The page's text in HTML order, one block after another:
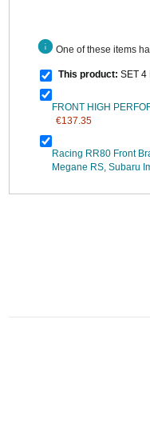
info One of these items
This product: SET 4
FRONT HIGH
€137.35
Racing RR80 Front
Megane RS, Subaru